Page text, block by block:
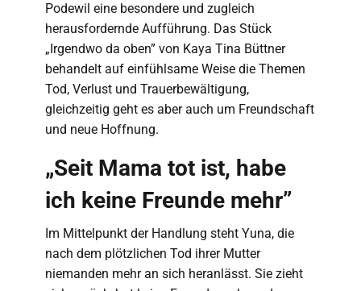
Podewil eine besondere und zugleich
herausfordernde Aufführung. Das Stück
„Irgendwo da oben” von Kaya Tina Büttner
behandelt auf einfühlsame Weise die Themen
Tod, Verlust und Trauerbewältigung,
gleichzeitig geht es aber auch um Freundschaft
und neue Hoffnung.
„Seit Mama tot ist, habe
ich keine Freunde mehr”
Im Mittelpunkt der Handlung steht Yuna, die
nach dem plötzlichen Tod ihrer Mutter
niemanden mehr an sich heranlässt. Sie zieht